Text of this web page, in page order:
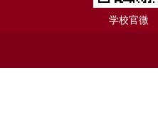
学校官微